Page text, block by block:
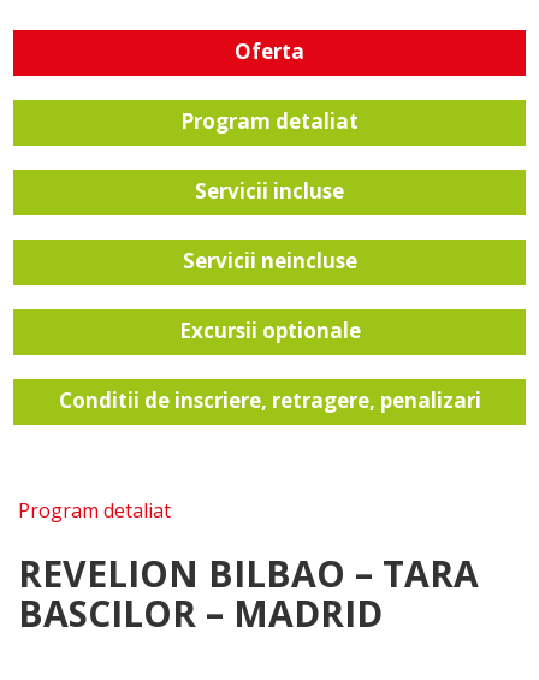
Oferta
Program detaliat
Servicii incluse
Servicii neincluse
Excursii optionale
Conditii de inscriere, retragere, penalizari
Program detaliat
REVELION BILBAO – TARA
BASCILOR – MADRID